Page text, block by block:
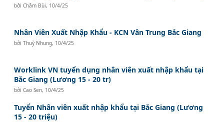
bởiChâm Bùi, 10/4/25
Nhân Viên Xuất Nhập Khẩu - KCN Vân Trung Bắc Giang
bởiThuỳ Nhung, 10/4/25
Worklink VN tuyển dụng nhân viên xuất nhập khẩu tại
Bắc Giang (Lương 15 - 20 tr)
bởiCao Sen, 10/4/25
Tuyển Nhân viên xuất nhập khẩu tại Bắc Giang (Lương
15 - 20 triệu)